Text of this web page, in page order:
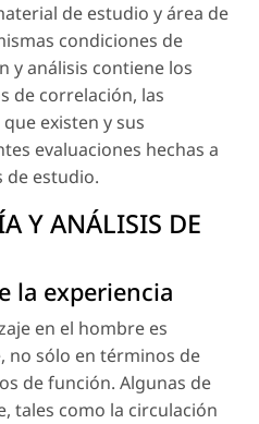
de estudio y área de
condiciones de
y análisis contiene los
de correlación, las
existen y sus
evaluaciones hechas a
de estudio.
Y ANÁLISIS DE
la experiencia
en el hombre es
no sólo en términos de
de función. Algunas de
tales como la circulación